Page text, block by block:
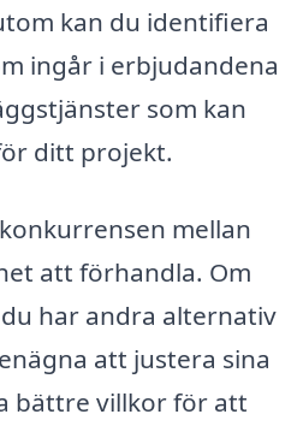
kan du identifiera
ingår i erbjudandena
som kan
ditt projekt.
mellan
att förhandla. Om
har andra alternativ
att justera sina
bättre villkor för att